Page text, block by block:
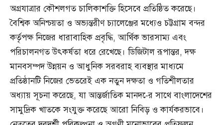
অগ্রযাত্রার কৌশলগত চালিকাশক্তি হিসেবে প্রতিষ্ঠিত করেছে।
বৈশ্বিক অনিশ্চয়তা ও অভ্যন্তরীণ চ্যালেঞ্জের মধ্যেও চট্টগ্রাম বন্দর
কর্তৃপক্ষ নিজের ধারাবাহিক প্রবৃদ্ধি, আর্থিক ভারসাম্য এবং
পরিচালনগত উৎকর্ষতা ধরে রেখেছে। ডিজিটাল রূপান্তর, দক্ষ
মানবসম্পদ উন্নয়ন ও আধুনিক সরবরাহ ব্যবস্থার মাধ্যমে
প্রতিষ্ঠানটি নিজের ভেতরেই এক নতুন দক্ষতা ও গতিশীলতার
অধ্যায় সূচনা করেছে, যা আন্তর্জাতিক মানদ-ের সাথে বাংলাদেশের
সামুদ্রিক খাতকে সংযুক্ত করেছে আরো নিবিড় ও কার্যকরভাবে।